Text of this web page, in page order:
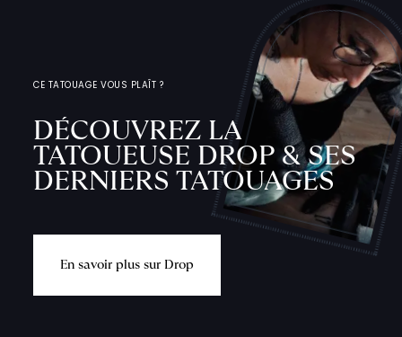
CE TATOUAGE VOUS PLAÎT ?
DÉCOUVREZ LA
TATOUEUSE DROP & SES
DERNIERS TATOUAGES
En savoir plus sur Drop